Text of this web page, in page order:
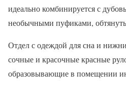
идеально комбинируется с
необычными пуфиками,
Отдел с одеждой для сна и
сочные и красочные красные
образовывающие в помещении